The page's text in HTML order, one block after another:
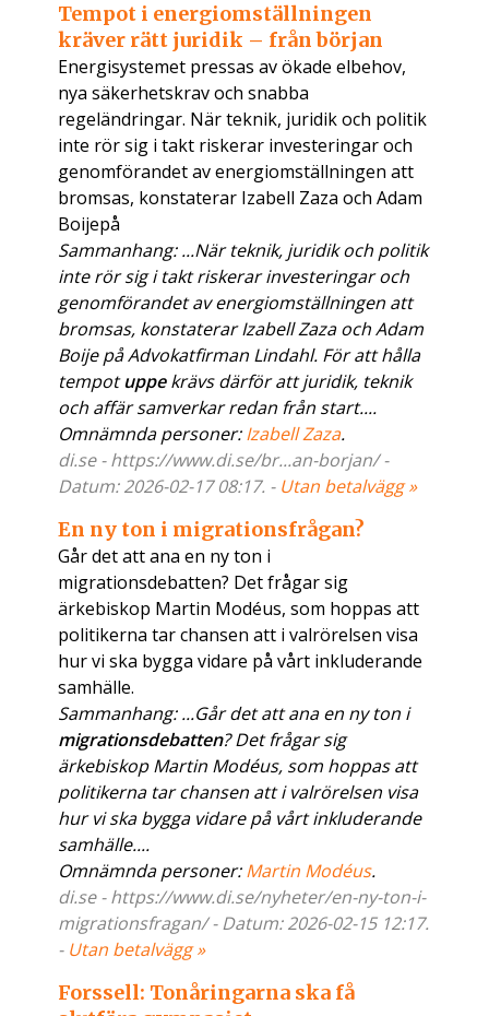
Tempot i energiomställningen
kräver rätt juridik – från början
Energisystemet pressas av ökade elbehov,
nya säkerhetskrav och snabba
regeländringar. När teknik, juridik och politik
inte rör sig i takt riskerar investeringar och
genomförandet av energiomställningen att
bromsas, konstaterar Izabell Zaza och Adam
Boijepå
Sammanhang: ...När teknik, juridik och politik
inte rör sig i takt riskerar investeringar och
genomförandet av energiomställningen att
bromsas, konstaterar Izabell Zaza och Adam
Boije på Advokatfirman Lindahl. För att hålla
tempotuppekrävs därför att juridik, teknik
och affär samverkar redan från start....
Omnämnda personer:Izabell Zaza.
di.se - https://www.di.se/br...an-borjan/ -
Datum: 2026-02-17 08:17. - Utan betalvägg »
En ny ton i migrationsfrågan?
Går det att ana en ny ton i
migrationsdebatten? Det frågar sig
ärkebiskop Martin Modéus, som hoppas att
politikerna tar chansen att i valrörelsen visa
hur vi ska bygga vidare på vårt inkluderande
samhälle.
Sammanhang: ...Går det att ana en ny ton i
migrationsdebatten? Det frågar sig
ärkebiskop Martin Modéus, som hoppas att
politikerna tar chansen att i valrörelsen visa
hur vi ska bygga vidare på vårt inkluderande
samhälle....
Omnämnda personer:Martin Modéus.
di.se - https://www.di.se/nyheter/en-ny-ton-i-
migrationsfragan/ - Datum: 2026-02-15 12:17.
- Utan betalvägg »
Forssell: Tonåringarna ska få